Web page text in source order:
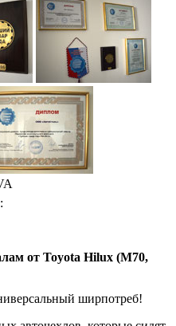
от Toyota Hilux (M70,
ширпотреб!